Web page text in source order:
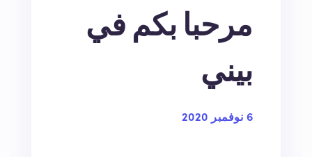
مرحبا بكم في
بيني
6 نوفمبر 2020